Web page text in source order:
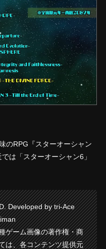
のRPG『スターオーシャン
は「スターオーシャン6」
Developed by tri-Ace
ゲーム画像の著作権・商
は、各コンテンツ提供元